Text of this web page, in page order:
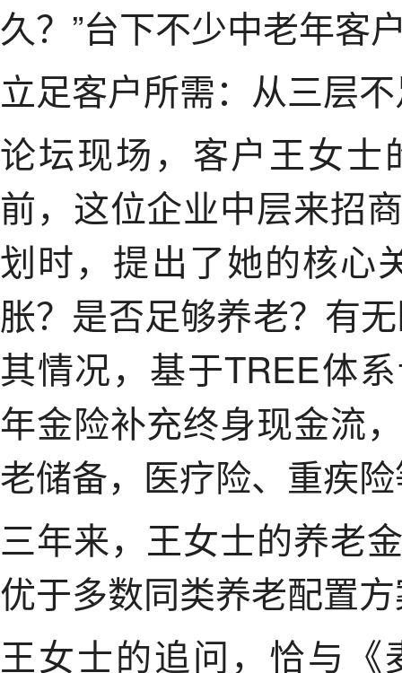
久？”台下不少中老年客
立足客户所需：从三层
论坛现场，客户王女
前，这位企业中层来招
划时，提出了她的核心
胀？是否足够养老？有
其情况，基于TREE体
年金险补充终身现金流
老储备，医疗险、重疾
三年来，王女士的养老
优于多数同类养老配置
王女士的追问，恰与